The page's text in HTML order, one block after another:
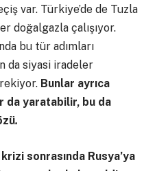
var. Türkiye’de de Tuzla
doğalgazla çalışıyor.
bu tür adımları
da siyasi iradeler
Bunlar ayrıca
da yaratabilir, bu da
.
sonrasında Rusya’ya